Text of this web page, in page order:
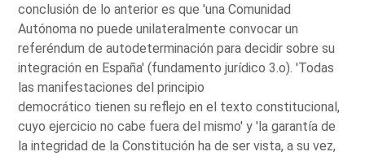
conclusión de lo anterior es que 'una Comunidad
Autónoma no puede unilateralmente convocar un
referéndum de autodeterminación para decidir sobre su
integración en España' (fundamento jurídico 3.o). 'Todas
las manifestaciones del principio
democrático tienen su reflejo en el texto constitucional,
cuyo ejercicio no cabe fuera del mismo' y 'la garantía de
la integridad de la Constitución ha de ser vista, a su vez,